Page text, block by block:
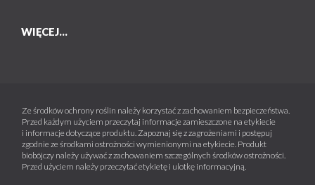
WIĘCEJ...
Ze środków ochrony roślin należy korzystać z zachowaniem bezpieczeństwa.
Przed każdym użyciem przeczytaj informacje zamieszczone na etykiecie
i informacje dotyczące produktu. Zapoznaj się z zagrożeniami i postępuj
zgodnie ze środkami ostrożności wymienionymi na etykiecie. Produkt
biobójczy należy używać z zachowaniem szczególnych środków ostrożności.
Przed użyciem należy przeczytać etykietę i ulotkę informacyjną.